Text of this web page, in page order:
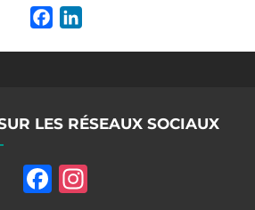
Facebook
LES RÉSEAUX SOCIAUX
Facebook